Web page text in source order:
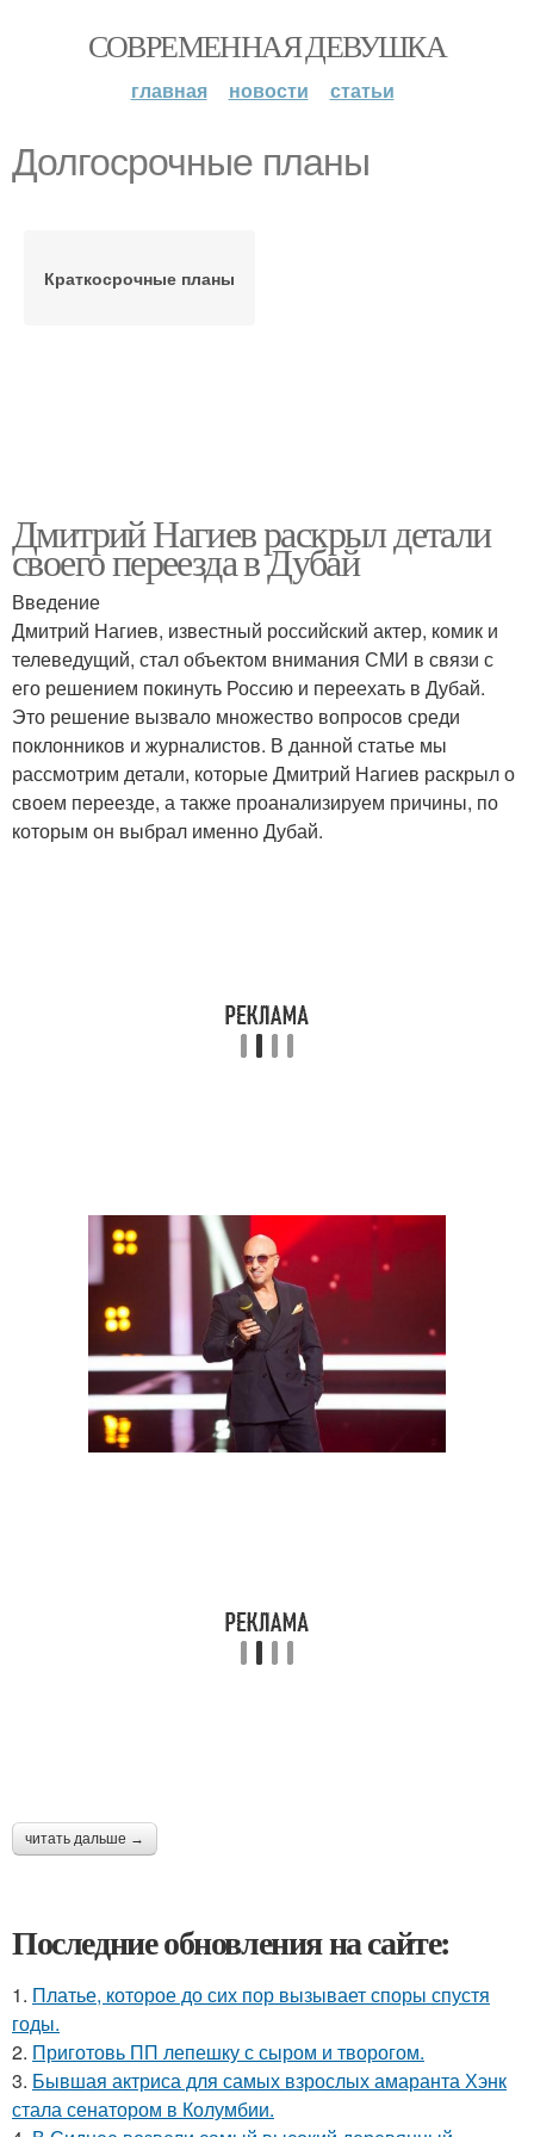
СОВРЕМЕННАЯ ДЕВУШКА
главная новости статьи
Долгосрочные планы
Краткосрочные планы
Дмитрий Нагиев раскрыл детали
своего переезда в Дубай
Введение
Дмитрий Нагиев, известный российский актер, комик и
телеведущий, стал объектом внимания СМИ в связи с
его решением покинуть Россию и переехать в Дубай.
Это решение вызвало множество вопросов среди
поклонников и журналистов. В данной статье мы
рассмотрим детали, которые Дмитрий Нагиев раскрыл о
своем переезде, а также проанализируем причины, по
которым он выбрал именно Дубай.
читать дальше →
Последние обновления на сайте:
1. Платье, которое до сих пор вызывает споры спустя
годы.
2. Приготовь ПП лепешку с сыром и творогом.
3. Бывшая актриса для самых взрослых амаранта Хэнк
стала сенатором в Колумбии.